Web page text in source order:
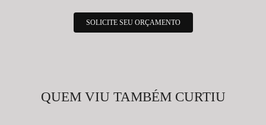
SOLICITE SEU ORÇAMENTO
QUEM VIU TAMBÉM CURTIU